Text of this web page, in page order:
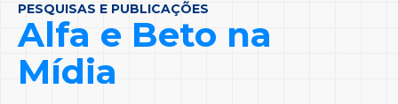
PESQUISAS E PUBLICAÇÕES
Alfa e Beto na
Mídia